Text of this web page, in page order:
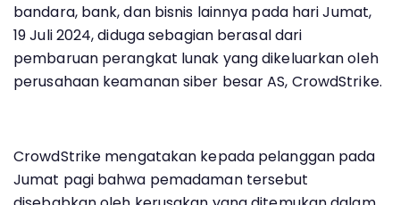
bandara, bank, dan bisnis lainnya pada hari Jumat,
19 Juli 2024, diduga sebagian berasal dari
pembaruan perangkat lunak yang dikeluarkan oleh
perusahaan keamanan siber besar AS, CrowdStrike.
CrowdStrike mengatakan kepada pelanggan pada
Jumat pagi bahwa pemadaman tersebut